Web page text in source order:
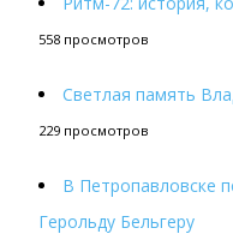
558 просмотров
Светлая память
229 просмотров
В Петропавловске
Герольду Бельгеру